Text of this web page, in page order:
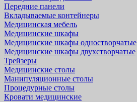
Передние панели
Вкладываемые контейнеры
Медицинская мебель
Медицинские шкафы
Медицинские шкафы одностворчатые
Медицинские шкафы двухстворчатые
Трейзеры
Медицинские столы
Манипуляционные столы
Процедурные столы
Кровати медицинские